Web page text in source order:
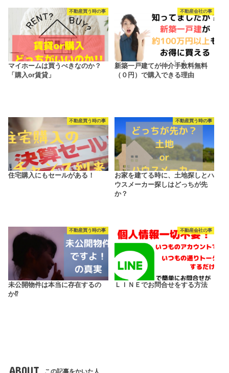
不動産買う時の事
マイホームは買うべきなのか？
「購入or賃貸」
不動産会社の事
新築一戸建てが仲介手数料無料
（０円）で購入できる理由
不動産買う時の事
住宅購入にもセールがある！
不動産買う時の事
お家を建てる時に、土地探しとハ
ウスメーカー探しはどっちが先
か？
不動産買う時の事
未公開物件は本当に存在するの
か⁉
不動産会社の事
ＬＩＮＥでお問合せをする方法
ABOUT